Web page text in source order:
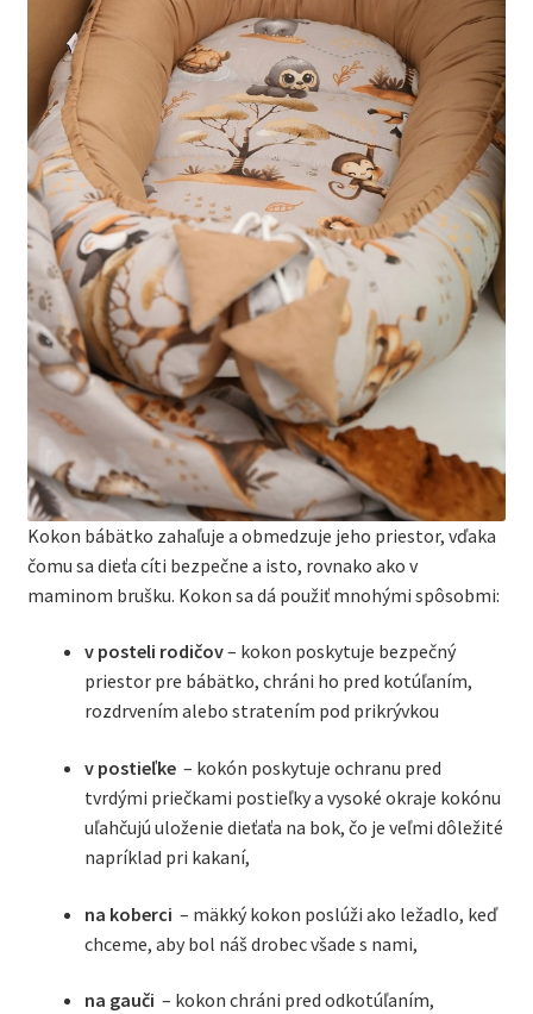
Kokon bábätko zahaľuje a obmedzuje jeho priestor, vďaka
čomu sa dieťa cíti bezpečne a isto, rovnako ako v
maminom brušku. Kokon sa dá použiť mnohými spôsobmi:
v posteli rodičov– kokon poskytuje bezpečný
priestor pre bábätko, chráni ho pred kotúľaním,
rozdrvením alebo stratením pod prikrývkou
v postieľke– kokón poskytuje ochranu pred
tvrdými priečkami postieľky a vysoké okraje kokónu
uľahčujú uloženie dieťaťa na bok, čo je veľmi dôležité
napríklad pri kakaní,
na koberci – mäkký kokon poslúži ako ležadlo, keď
chceme, aby bol náš drobec všade s nami,
na gauči – kokon chráni pred odkotúľaním,